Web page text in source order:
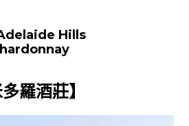
Hills
hardonnay
羅酒莊】